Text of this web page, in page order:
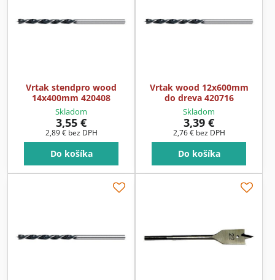
Vrtak stendpro wood
14x400mm 420408
Skladom
3,55 €
2,89 € bez DPH
Do košíka
Vrtak wood 12x600mm
do dreva 420716
Skladom
3,39 €
2,76 € bez DPH
Do košíka